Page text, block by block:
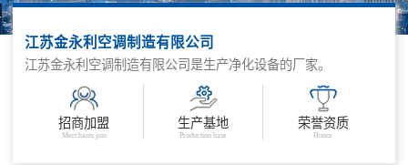
江苏金永利空调制造有限公司
江苏金永利空调制造有限公司是生产净化设备的厂家。
招商加盟
Merchants join
生产基地
Production base
荣誉资质
Honor